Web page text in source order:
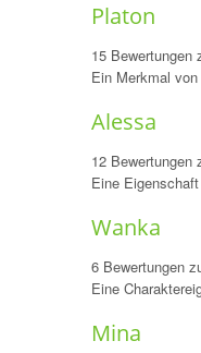
Platon
15 Bewertungen
Ein Merkmal
Alessa
12 Bewertungen
Eine
Wanka
6 Bewertungen
Eine
Mina